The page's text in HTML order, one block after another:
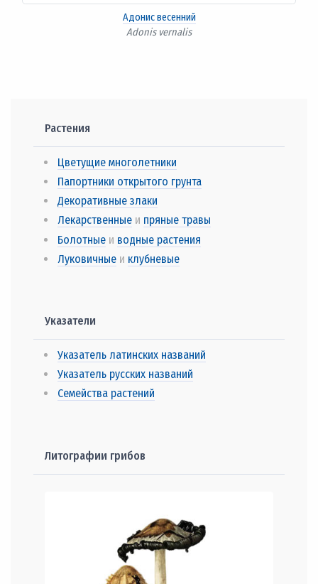
Адонис весенний
Adonis vernalis
Растения
Цветущие многолетники
Папортники открытого грунта
Декоративные злаки
Лекарственныеи пряные травы
Болотныеи водные растения
Луковичныеи клубневые
Указатели
Указатель латинских названий
Указатель русских названий
Семейства растений
Литографии грибов